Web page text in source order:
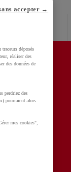
?
déposés
réaliser des
des données de
perdriez des
pourraient alors
mes cookies",
accepter →